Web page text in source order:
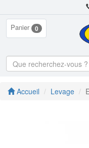
Panier 0
Accueil Levage